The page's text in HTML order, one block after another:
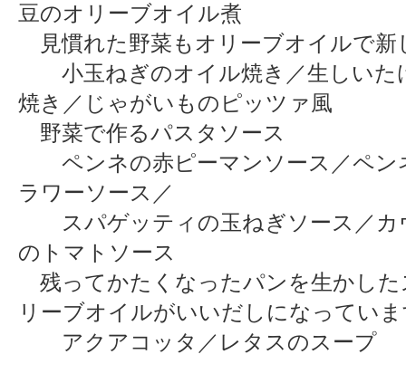
豆のオリーブオイル煮
見慣れた野菜もオリーブオイルで新
小玉ねぎのオイル焼き／生しいた
焼き／じゃがいものピッツァ風
野菜で作るパスタソース
ペンネの赤ピーマンソース／ペン
ラワーソース／
スパゲッティの玉ねぎソース／カ
のトマトソース
残ってかたくなったパンを生かした
リーブオイルがいいだしになってい
アクアコッタ／レタスのスープ